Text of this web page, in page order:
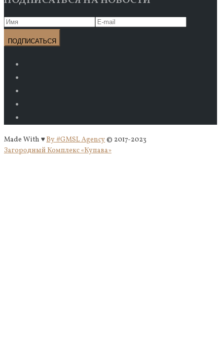
Made With ♥By #GMSL Agency© 2017-2023
Загородный Комплекс «Купава»